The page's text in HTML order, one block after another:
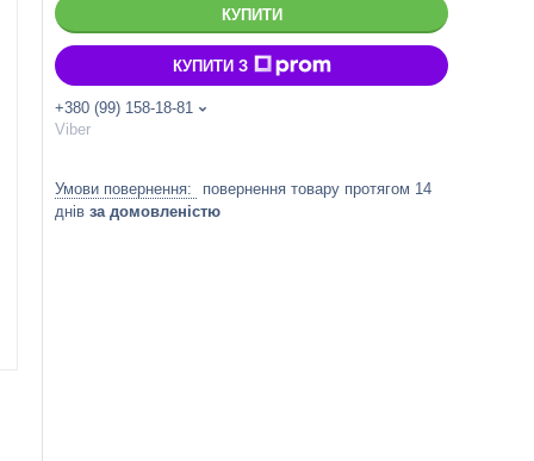
КУПИТИ
КУПИТИ З
+380 (99) 158-18-81
Viber
повернення товару протягом 14
днів за домовленістю